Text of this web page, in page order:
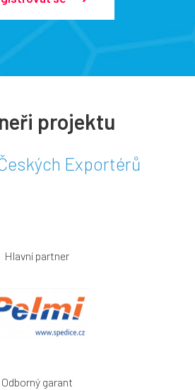
projektu
Exportérů
Hlavní partner
Odborný garant